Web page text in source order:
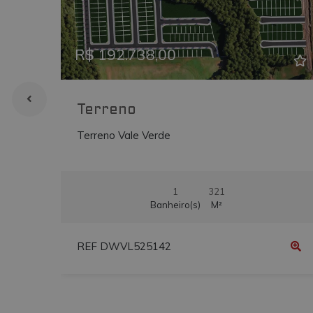
R$ 192.738,00
Terreno
Terreno Vale Verde
1
Banheiro(s)
321
M²
REF DWVL525142
IDE .doubleclick.net
uvc
.addthis.com
__atuvs